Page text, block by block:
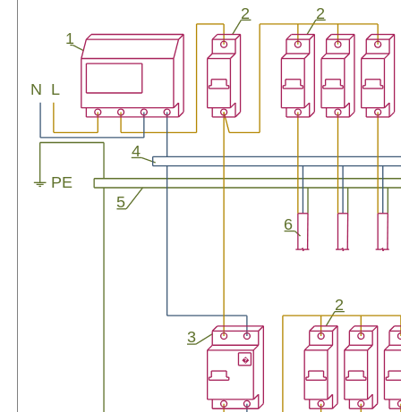
2
2
6
5
4
3
2
1
PE
N L
�